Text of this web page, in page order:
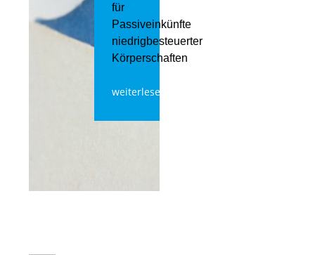
für
Passiveinkünfte
niedrigbesteuerter
Körperschaften
weiterlesen